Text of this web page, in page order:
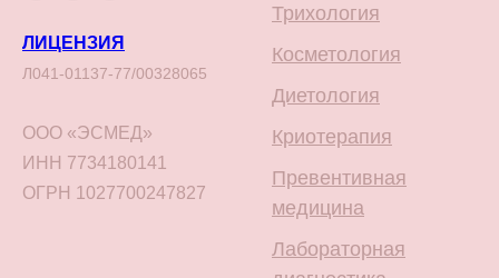
ЛИЦЕНЗИЯ
Л041-01137-77/00328065
ООО «ЭСМЕД»
ИНН 7734180141
ОГРН 1027700247827
Трихология
Косметология
Диетология
Криотерапия
Превентивная
медицина
Лабораторная